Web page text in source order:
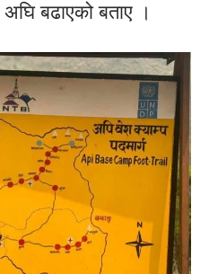
अघि बढाएको बताए ।